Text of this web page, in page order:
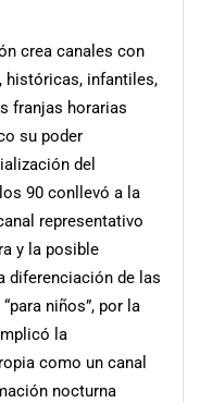
crea canales con
históricas, infantiles,
franjas horarias
su poder
del
90 conllevó a la
representativo
y la posible
diferenciación de las
niños”, por la
la
como un canal
nocturna